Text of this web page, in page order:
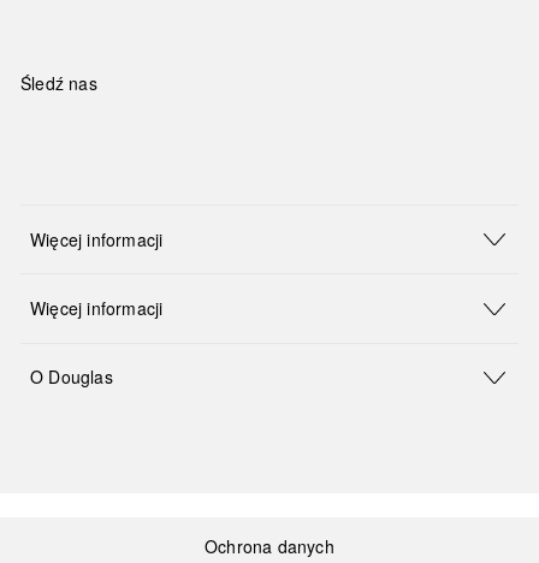
Śledź nas
Więcej informacji
Więcej informacji
O Douglas
Ochrona danych